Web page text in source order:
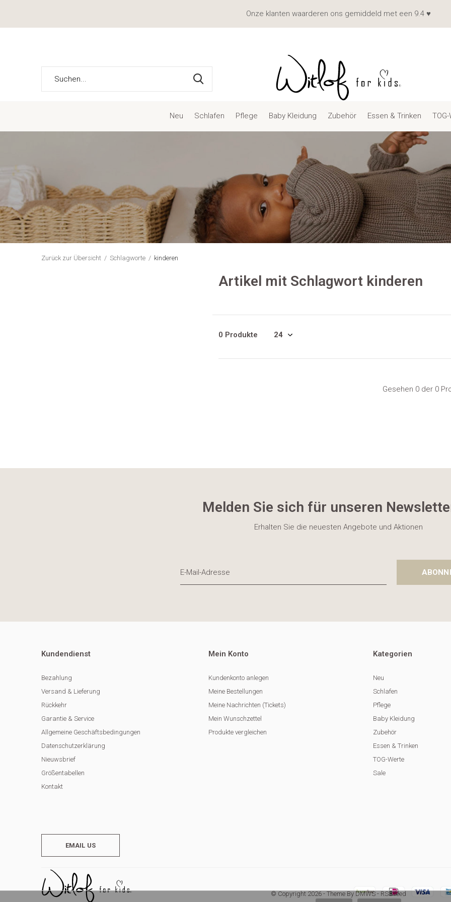
Neu Schlafen Pflege Baby Kleidung Zubehör Essen & Trinken
Onze klanten waarderen ons gemiddeld met een 9.4 ♥
Zurück zur Übersicht Schlagworte kinderen
Artikel mit Schlagwort kinderen
0 Produkte
Gesehen 0 der 0
Melden Sie sich für unseren
Erhalten Sie die neuesten Angebote und Aktionen
Kundendienst
Bezahlung
Versand & Lieferung
Rückkehr
Garantie & Service
Allgemeine Geschäftsbedingungen
Datenschutzerklärung
Nieuwsbrief
Größentabellen
Kontakt
Mein Konto
Kundenkonto anlegen
Meine Bestellungen
Meine Nachrichten (Tickets)
Mein Wunschzettel
Produkte vergleichen
Kategorien
Neu
Schlafen
Pflege
Baby Kleidung
Zubehör
Essen & Trinken
TOG-Werte
Sale
EMAIL US
© Copyright 2026- Theme By DMWS- RSS feed